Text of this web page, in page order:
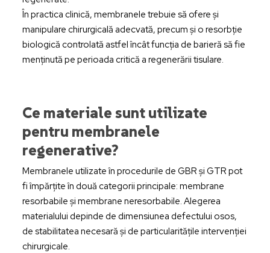
În practica clinică, membranele trebuie să ofere și
manipulare chirurgicală adecvată, precum și o resorbție
biologică controlată astfel încât funcția de barieră să fie
menținută pe perioada critică a regenerării tisulare.
Ce materiale sunt utilizate
pentru membranele
regenerative?
Membranele utilizate în procedurile de GBR și GTR pot
fi împărțite în două categorii principale: membrane
resorbabile și membrane neresorbabile. Alegerea
materialului depinde de dimensiunea defectului osos,
de stabilitatea necesară și de particularitățile intervenției
chirurgicale.